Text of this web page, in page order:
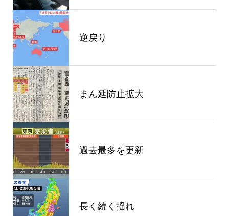
逆戻り
まん延防止拡大
過去最多を更新
長く続く揺れ